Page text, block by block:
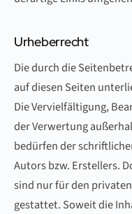
Urheberrecht
Die durch die
auf diesen Seiten
Die Vervielfältigung,
der Verwertung
bedürfen der
Autors bzw. Erstellers.
sind nur für den
gestattet. Soweit die